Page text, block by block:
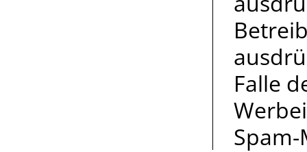
Falle